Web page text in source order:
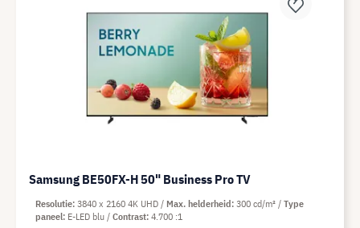
Samsung BE50FX-H 50" Business Pro TV
Resolutie 3840 x 2160 4K UHD Max. helderheid 300 cd/m²
Type
paneel E-LED blu Contrast 4.700 :1